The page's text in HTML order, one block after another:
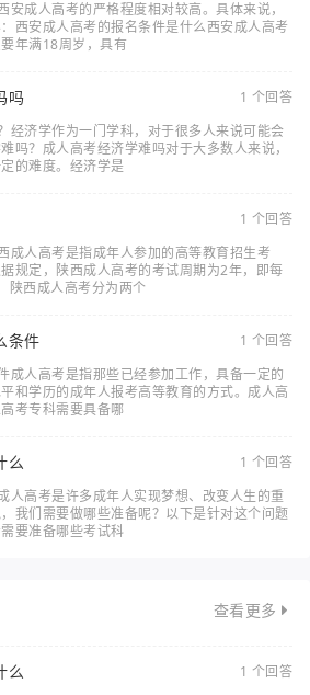
成人高考的严格程度相对较高。具体来说，
西安成人高考的报名条件是什么西安成人高考
年满18周岁，具有
吗
1 个回答
经济学作为一门学科，对于很多人来说可能会
吗？成人高考经济学难吗对于大多数人来说，
的难度。经济学是
1 个回答
成人高考是指成年人参加的高等教育招生考
规定，陕西成人高考的考试周期为2年，即每
陕西成人高考分为两个
条件
1 个回答
成人高考是指那些已经参加工作，具备一定的
和学历的成年人报考高等教育的方式。成人高
考专科需要具备哪
么
1 个回答
人高考是许多成年人实现梦想、改变人生的重
我们需要做哪些准备呢？以下是针对这个问题
要准备哪些考试科
查看更多
么
1 个回答